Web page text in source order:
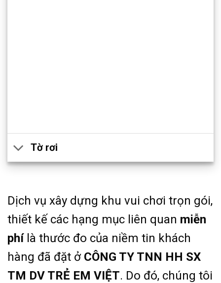
Tờ rơi
Dịch vụ xây dựng khu vui chơi trọn gói,
thiết kế các hạng mục liên quan miễn
phílà thước đo của niềm tin khách
hàng đã đặt ở CÔNG TY TNN HH SX
TM DV TRẺ EM VIỆT. Do đó, chúng tôi